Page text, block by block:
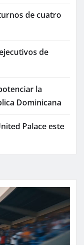
de cuatro
de
la
Dominicana
Palace este